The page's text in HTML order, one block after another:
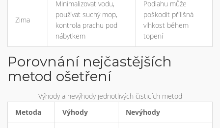
Zima
Minimalizovat vodu,
používat suchý mop,
kontrola prachu pod
nábytkem
Podlahu může
poškodit přílišná
vlhkost během
topení
Porovnání nejčastějších
metod ošetření
Výhody a nevýhody jednotlivých čisticích metod
Metoda
Výhody Nevýhody